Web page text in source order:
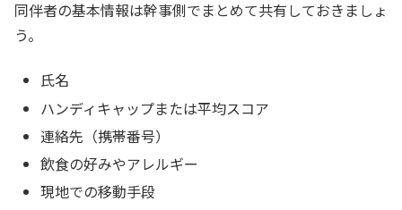
同伴者の基本情報は幹事側でまとめて共有しておきましょ
う。
氏名
ハンディキャップまたは平均スコア
連絡先（携帯番号）
飲食の好みやアレルギー
現地での移動手段